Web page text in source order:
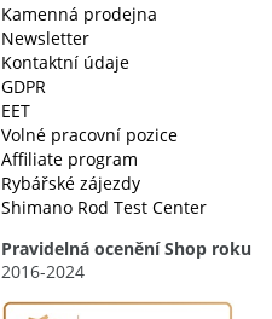
Kamenná prodejna
Newsletter
Kontaktní údaje
GDPR
EET
Volné pracovní pozice
Affiliate program
Rybářské zájezdy
Shimano Rod Test Center
Pravidelná ocenění Shop roku
2016-2024